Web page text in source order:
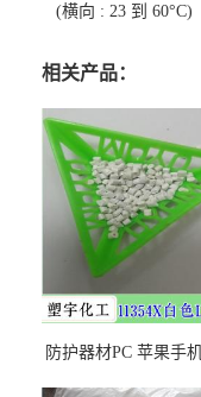
(横向 : 23 到 60°C)
相关产品：
防护器材PC 苹果手